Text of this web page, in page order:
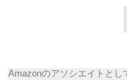
Amazonのアソシエイトとし